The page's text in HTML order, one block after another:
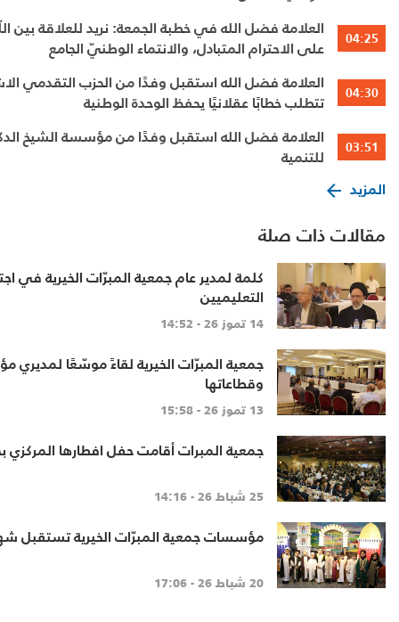
04:25
العلامة فضل الله في خطبة الجمعة:
على الاحترام المتبادل، والانتماء الوطنيّ الجامع
04:30
العلامة فضل الله استقبل وفدًا من الحزب التقدمي
تتطلب خطابًا عقلانيًا يحفظ الوحدة الوطنية
03:51
العلامة فضل الله استقبل وفدًا من مؤسسة الشيخ
للتنمية
المزيد
مقالات ذات صلة
كلمة لمدير عام جمعية المبرّات الخيرية في
التعليميين
14 تموز 26 - 14:52
جمعية المبرّات الخيرية لقاءً موسّعًا لمديري
وقطاعاتها
13 تموز 26 - 15:58
جمعية المبرات أقامت حفل افطارها
25 شباط 26 - 14:16
مؤسسات جمعية المبرّات الخيرية تستقبل
20 شباط 26 - 17:06